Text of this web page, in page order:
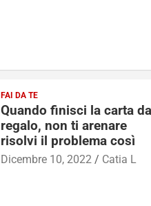
FAI DA TE
Quando finisci la carta da
regalo, non ti arenare
risolvi il problema così
Dicembre 10, 2022 Catia L